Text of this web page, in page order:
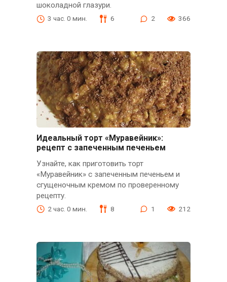
шоколадной глазури.
3 час. 0 мин. 6 2 366
Идеальный торт «Муравейник»:
рецепт с запеченным печеньем
Узнайте, как приготовить торт
«Муравейник» с запеченным печеньем и
сгущеночным кремом по проверенному
рецепту.
2 час. 0 мин. 8 1 212